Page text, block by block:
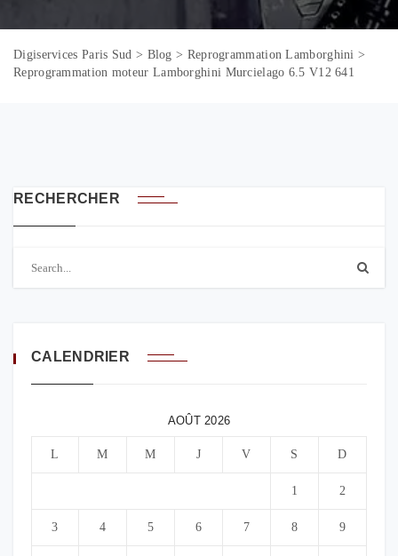
Digiservices Paris Sud > Blog > Reprogrammation Lamborghini >
Reprogrammation moteur Lamborghini Murcielago 6.5 V12 641
RECHERCHER
CALENDRIER
AOÛT 2026
L M M J V S D
1 2
3 4 5 6 7 8 9